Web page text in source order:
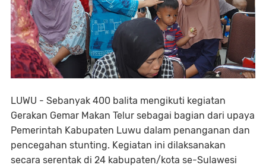
LUWU - Sebanyak 400 balita mengikuti kegiatan
Gerakan Gemar Makan Telur sebagai bagian dari upaya
Pemerintah Kabupaten Luwu dalam penanganan dan
pencegahan stunting. Kegiatan ini dilaksanakan
secara serentak di 24 kabupaten/kota se-Sulawesi